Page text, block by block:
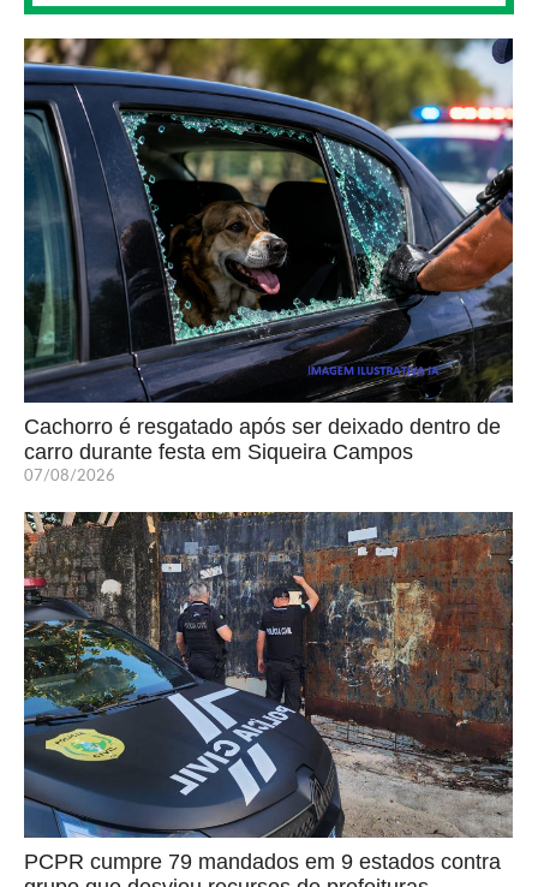
Cachorro é resgatado após ser deixado dentro de
carro durante festa em Siqueira Campos
07/08/2026
PCPR cumpre 79 mandados em 9 estados contra